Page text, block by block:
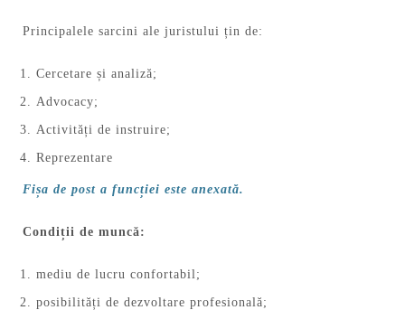
Principalele sarcini ale juristului țin de:
Cercetare și analiză;
Advocacy;
Activități de instruire;
Reprezentare
Fișa de post a funcției este anexată.
Condiții de muncă:
mediu de lucru confortabil;
posibilități de dezvoltare profesională;